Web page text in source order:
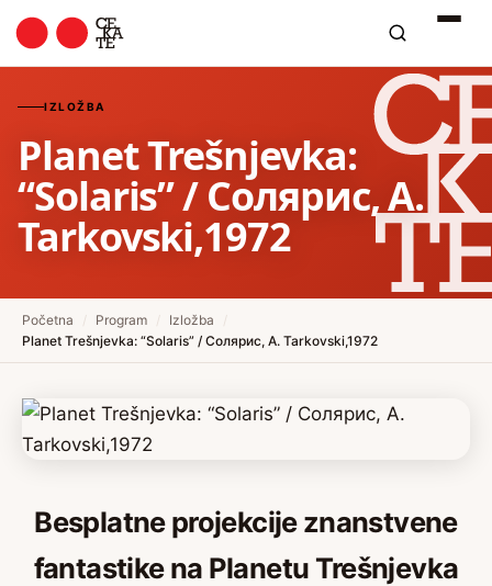
IZLOŽBA
Planet Trešnjevka:
“Solaris” / Солярис, A.
Tarkovski,1972
Početna Program Izložba
Planet Trešnjevka: “Solaris” / Солярис, A. Tarkovski,1972
Besplatne projekcije znanstvene
fantastike na Planetu Trešnjevka